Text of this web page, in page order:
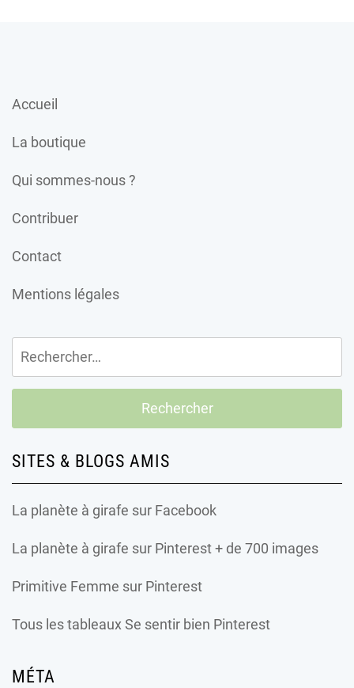
Accueil
La boutique
Qui sommes-nous ?
Contribuer
Contact
Mentions légales
Rechercher :
SITES & BLOGS AMIS
La planète à girafe sur Facebook
La planète à girafe sur Pinterest + de 700 images
Primitive Femme sur Pinterest
Tous les tableaux Se sentir bien Pinterest
MÉTA